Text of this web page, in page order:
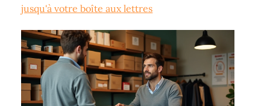
jusqu'à votre boîte aux lettres